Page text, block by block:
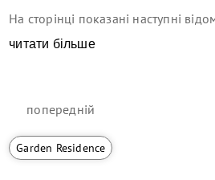
На сторінці показані наступні
читати більше
попередній
Garden Residence